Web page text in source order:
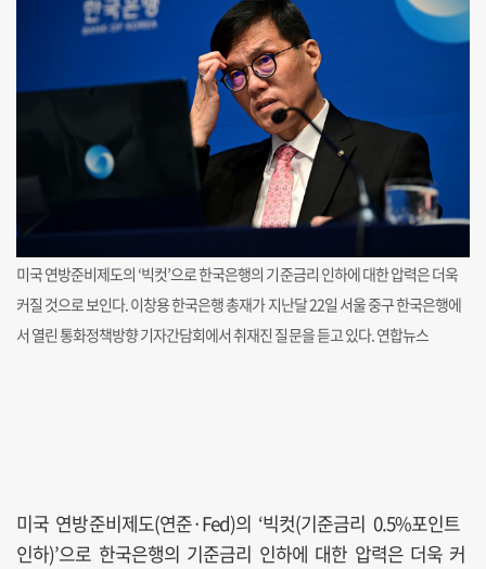
미국 연방준비제도의 ‘빅컷’으로 한국은행의 기준금리 인하에 대한 압력은 더욱
커질 것으로 보인다. 이창용 한국은행 총재가 지난달 22일 서울 중구 한국은행에
서 열린 통화정책방향 기자간담회에서 취재진 질문을 듣고 있다. 연합뉴스
미국 연방준비제도(연준·Fed)의 ‘빅컷(기준금리 0.5%포인트
인하)’으로 한국은행의 기준금리 인하에 대한 압력은 더욱 커